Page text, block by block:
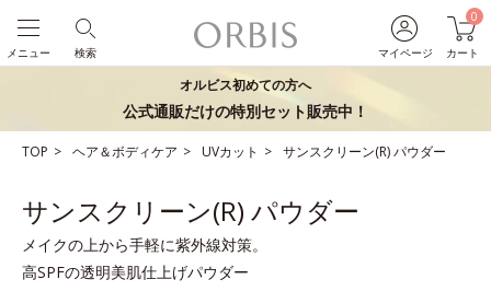
マイページ
0
カート
検索
メニュー
オルビス初めての方へ
公式通販だけの特別セット販売中！
TOP ヘア＆ボディケア UVカット サンスクリーン(R) パウダー
サンスクリーン(R) パウダー
メイクの上から手軽に紫外線対策。
高SPFの透明美肌仕上げパウダー